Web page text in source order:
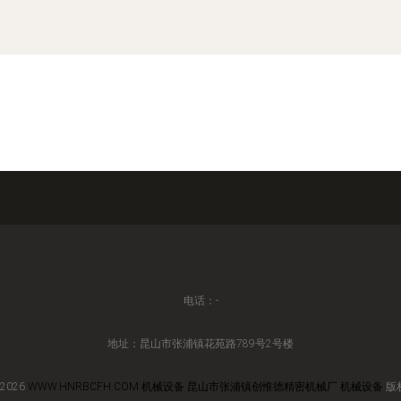
电话：-
地址：昆山市张浦镇花苑路789号2号楼
WWW.HNRBCFH.COM 机械设备 昆山市张浦镇创惟德精密机械厂 机械设备 版